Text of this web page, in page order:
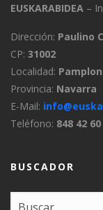
EUSKARABIDEA –
Dirección: Paulino
CP: 31002
Localidad:
Provincia: Navarra
E-Mail:
Teléfono: 848 42
BUSCADOR